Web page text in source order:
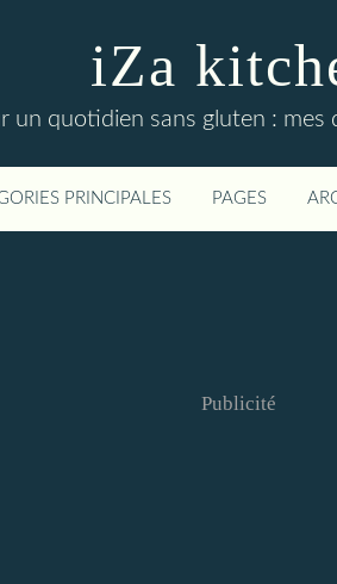
iZa
un quotidien sans gluten : mes
PRINCIPALES PAGES
Publicité